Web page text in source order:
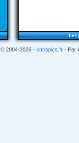
© 2004-2026 - chrispics.fr - Par